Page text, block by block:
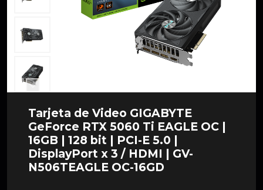
Tarjeta de Video GIGABYTE
GeForce RTX 5060 Ti EAGLE OC |
16GB | 128 bit | PCI-E 5.0 |
DisplayPort x 3 / HDMI | GV-
N506TEAGLE OC-16GD